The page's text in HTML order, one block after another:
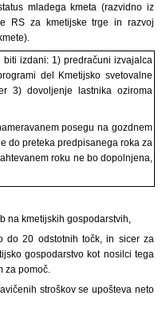
mladega kmeta (razvidno iz
RS za kmetijske trge in razvoj
izdani: 1) predračuni izvajalca
del Kmetijsko svetovalne
3) dovoljenje lastnika oziroma
posegu na gozdnem
do preteka predpisanega roka za
roku ne bo dopolnjena,
na kmetijskih gospodarstvih,
do 20 odstotnih točk, in sicer za
gospodarstvo kot nosilci tega
za pomoč.
stroškov se upošteva neto